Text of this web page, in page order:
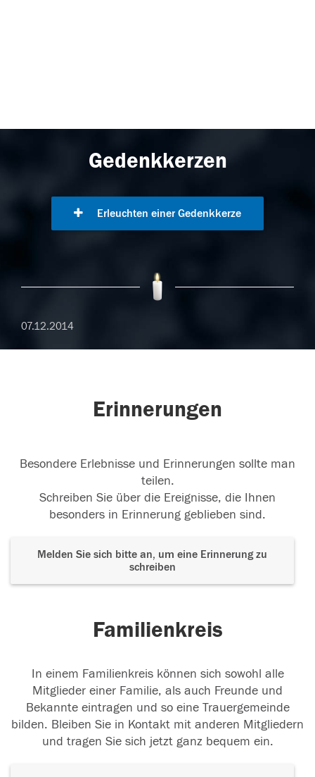
Gedenkkerzen
Erleuchten einer Gedenkkerze
07.12.2014
Erinnerungen
Besondere Erlebnisse und Erinnerungen sollte man
teilen.
Schreiben Sie über die Ereignisse, die Ihnen
besonders in Erinnerung geblieben sind.
Melden Sie sich bitte an, um eine Erinnerung zu
schreiben
Familienkreis
In einem Familienkreis können sich sowohl alle
Mitglieder einer Familie, als auch Freunde und
Bekannte eintragen und so eine Trauergemeinde
bilden. Bleiben Sie in Kontakt mit anderen Mitgliedern
und tragen Sie sich jetzt ganz bequem ein.